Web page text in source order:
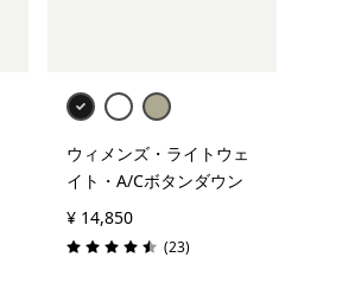
ウィメンズ・ライトウェ
イト・A/Cボタンダウン
¥ 14,850
評価: 4.5 / 5 (23レビュー
)